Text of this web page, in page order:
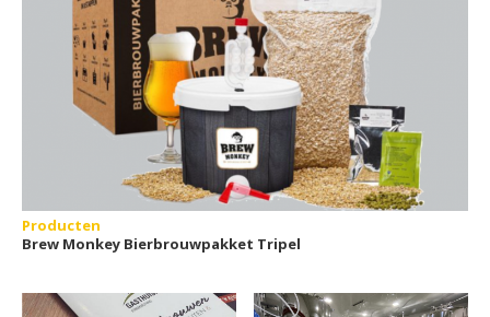
Producten
Brew Monkey Bierbrouwpakket Tripel